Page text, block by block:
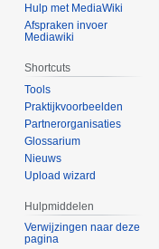
Hulp met MediaWiki
Afspraken invoer
Mediawiki
Shortcuts
Tools
Praktijkvoorbeelden
Partnerorganisaties
Glossarium
Nieuws
Upload wizard
Hulpmiddelen
Verwijzingen naar deze
pagina